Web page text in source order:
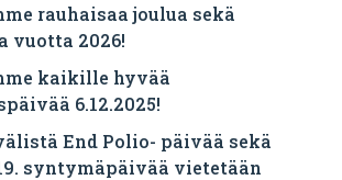
rauhaisaa joulua sekä
vuotta 2026!
kaikille hyvää
6.12.2025!
End Polio- päivää sekä
syntymäpäivää vietetään